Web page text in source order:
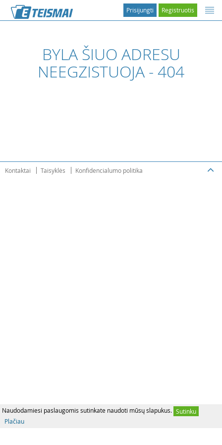
Naudodamiesi paslaugomis sutinkate naudoti mūsų slapukus. Sutinku
Plačiau
Registruotis
Prisijungti
BYLA ŠIUO ADRESU
NEEGZISTUOJA - 404
Kontaktai Taisyklės Konfidencialumo politika